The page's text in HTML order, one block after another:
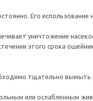
Его использование
уничтожение
этого срока
тщательно вымыть
или ослабленным